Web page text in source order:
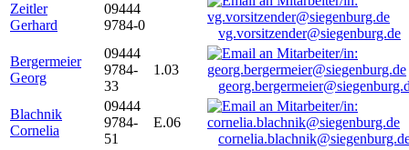
Zeitler
Gerhard
09444
9784-0
vg.vorsitzender@siegenburg.de
Bergermeier
Georg
09444
9784-
33
1.03
Blachnik
Cornelia
09444
9784-
51
E.06